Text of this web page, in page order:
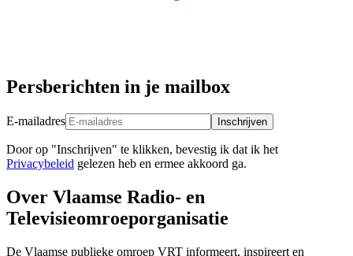
Persberichten in je mailbox
E-mailadres Inschrijven
Door op "Inschrijven" te klikken, bevestig ik dat ik het
Privacybeleid gelezen heb en ermee akkoord ga.
Over Vlaamse Radio- en
Televisieomroeporganisatie
De Vlaamse publieke omroep VRT informeert, inspireert en